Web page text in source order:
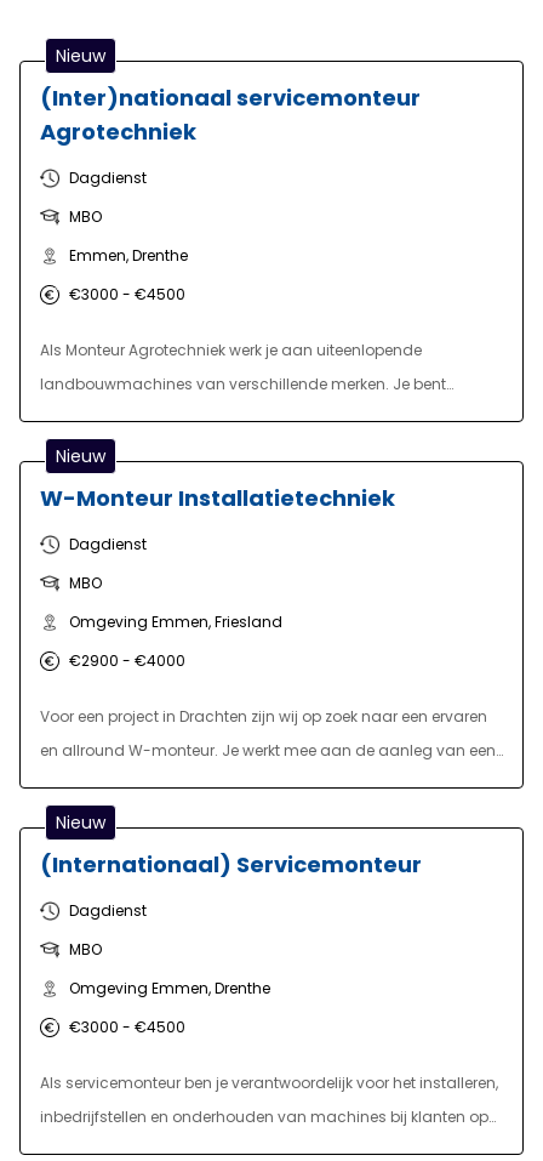
Nieuw
(Inter)nationaal servicemonteur
Agrotechniek
Dagdienst
MBO
Emmen, Drenthe
€3000 - €4500
Als Monteur Agrotechniek werk je aan uiteenlopende
landbouwmachines van verschillende merken. Je bent
betrokken bij montagewerkzaamheden, het inbedrijfstellen van
machines, technische aanpassingen en
servicewerkzaamheden. Afhankelijk van het project werk je
eindgebruikers.
Nieuw
W-Monteur Installatietechniek
Dagdienst
MBO
Omgeving Emmen, Friesland
€2900 - €4000
Voor een project in Drachten zijn wij op zoek naar een ervaren
en allround W-monteur. Je werkt mee aan de aanleg van een
grotendeels nieuw te bouwen verwarming- en
koelwatersysteem ten behoeve van klimaatvoorzieningen.
Daarnaast ben je verantwoordelijk voor het installeren van
dunwandig CV- en GKW-leidingwerk aan, sluit diverse
componenten aan en voert installatiewerkzaamheden uit aan
sanitaire installaties en afvoerleidingen. Het correct lezen en
interpreteren van technische tekeningen is hierbij essentieel,
kunt uitvoeren. Naast de genoemde werkzaamheden verricht
je ook aanverwante installatietechnische werkzaamheden die
Nieuw
(Internationaal) Servicemonteur
Dagdienst
MBO
Omgeving Emmen, Drenthe
€3000 - €4500
Als servicemonteur ben je verantwoordelijk voor het installeren,
inbedrijfstellen en onderhouden van machines bij klanten op
locatie. Je werkt zowel nationaal als internationaal en bent